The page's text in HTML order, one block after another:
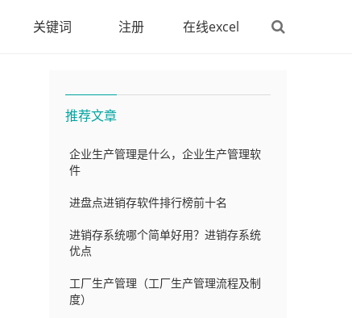
关键词 注册 在线excel
推荐文章
企业生产管理是什么，企业生产管理软
件
进盘点进销存软件排行榜前十名
进销存系统哪个简单好用？进销存系统
优点
工厂生产管理（工厂生产管理流程及制
度）